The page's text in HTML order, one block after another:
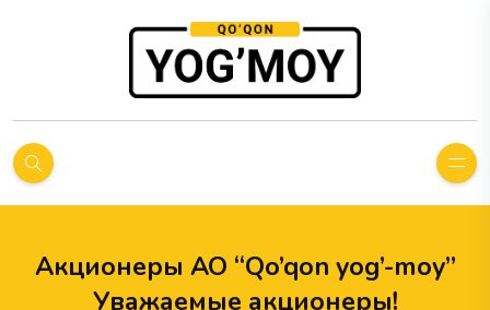
Акционеры АО “Qo’qon yog’-moy”
Уважаемые акционеры!